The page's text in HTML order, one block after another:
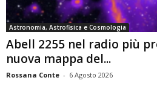
Astronomia, Astrofisica e Cosmologia
Abell 2255 nel radio più
nuova mappa del...
Rossana Conte - 6 Agosto 2026